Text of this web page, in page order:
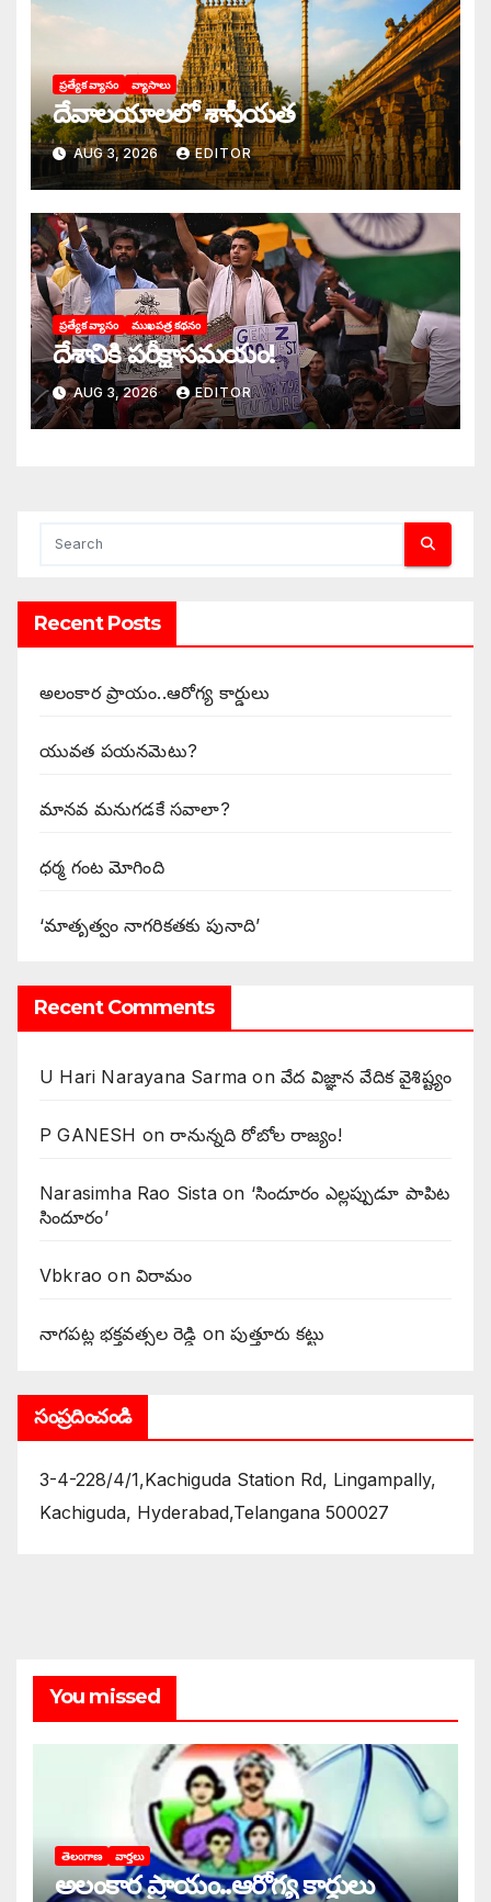
ప్రత్యేక వ్యాసం వ్యాసాలు
దేవాలయాలలో శాస్త్రీయత
AUG 3, 2026 EDITOR
ప్రత్యేక వ్యాసం ముఖపత్ర కథనం
దేశానికి పరీక్షాసమయం!
AUG 3, 2026 EDITOR
Recent Posts
అలంకార ప్రాయం..ఆరోగ్య కార్డులు
యువత పయనమెటు?
మానవ మనుగడకే సవాలా?
ధర్మ గంట మోగింది
‘మాతృత్వం నాగరికతకు పునాది’
Recent Comments
U Hari Narayana Sarma onవేద విజ్ఞాన వేదిక వైశిష్ట్యం
P GANESH on‌రానున్నది రోబోల రాజ్యం!
Narasimha Rao Sistaon ‘సిందూరం ఎల్లప్పుడూ పాపిట
సిందూరం’
Vbkrao onవిరామం
నాగపట్ల భక్తవత్సల రెడ్డి onపుత్తూరు కట్టు
సంప్రదించండి
3-4-228/4/1,Kachiguda Station Rd, Lingampally,
Kachiguda, Hyderabad,Telangana 500027
You missed
తెలంగాణ వార్తలు
అలంకార ప్రాయం..ఆరోగ్య కార్డులు